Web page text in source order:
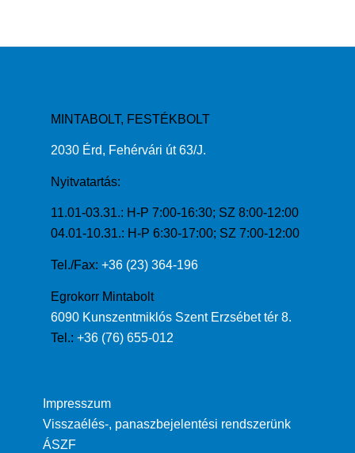
MINTABOLT, FESTÉKBOLT
2030 Érd, Fehérvári út 63/J.
Nyitvatartás:
11.01-03.31.: H-P 7:00-16:30; SZ 8:00-12:00
04.01-10.31.: H-P 6:30-17:00; SZ 7:00-12:00
Tel./Fax: +36 (23) 364-196
Egrokorr Mintabolt
6090 Kunszentmiklós Szent Erzsébet tér 8.
Tel.: +36 (76) 655-012
Impresszum
Visszaélés-, panaszbejelentési rendszerünk
ÁSZF